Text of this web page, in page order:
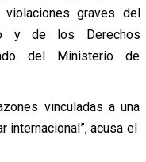
graves del
y de los Derechos
del Ministerio de
vinculadas a una
internacional”, acusa el